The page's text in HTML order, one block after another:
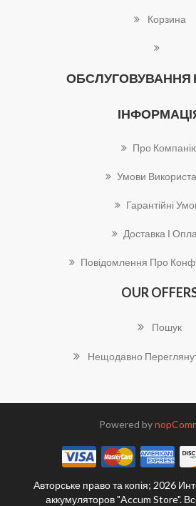
Корзина
ОБСЛУГОВУВАННЯ
Про
Умови
Гарантійні
Доставка І
Повідомлення Про
OUR
Пошук
Нещодавно
Powered by
Авторське право та копія; 2026
аккумуляторов "Accum Store".